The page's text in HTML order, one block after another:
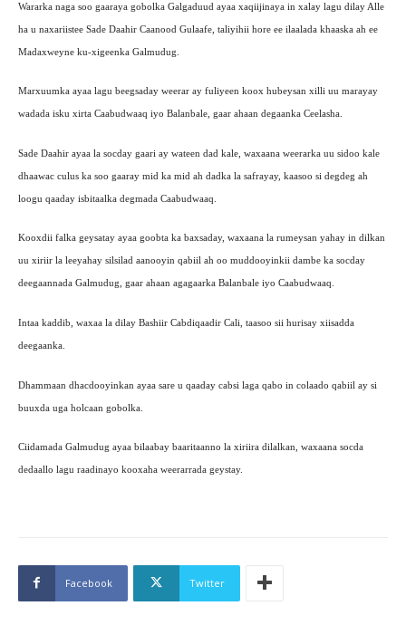
Wararka naga soo gaaraya gobolka Galgaduud ayaa xaqiijinaya in xalay lagu dilay Alle
ha u naxariistee Sade Daahir Caanood Gulaafe, taliyihii hore ee ilaalada khaaska ah ee
Madaxweyne ku-xigeenka Galmudug.
Marxuumka ayaa lagu beegsaday weerar ay fuliyeen koox hubeysan xilli uu marayay
wadada isku xirta Caabudwaaq iyo Balanbale, gaar ahaan degaanka Ceelasha.
Sade Daahir ayaa la socday gaari ay wateen dad kale, waxaana weerarka uu sidoo kale
dhaawac culus ka soo gaaray mid ka mid ah dadka la safrayay, kaasoo si degdeg ah
loogu qaaday isbitaalka degmada Caabudwaaq.
Kooxdii falka geysatay ayaa goobta ka baxsaday, waxaana la rumeysan yahay in dilkan
uu xiriir la leeyahay silsilad aanooyin qabiil ah oo muddooyinkii dambe ka socday
deegaannada Galmudug, gaar ahaan agagaarka Balanbale iyo Caabudwaaq.
Intaa kaddib, waxaa la dilay Bashiir Cabdiqaadir Cali, taasoo sii hurisay xiisadda
deegaanka.
Dhammaan dhacdooyinkan ayaa sare u qaaday cabsi laga qabo in colaado qabiil ay si
buuxda uga holcaan gobolka.
Ciidamada Galmudug ayaa bilaabay baaritaanno la xiriira dilalkan, waxaana socda
dedaallo lagu raadinayo kooxaha weerarrada geystay.
Facebook Twitter